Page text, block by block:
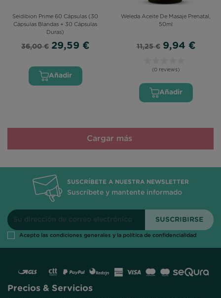
Seidibion Prime 60 Cápsulas (30
Cápsulas Blandas + 30 Cápsulas
Duras)
36,00 € 29,59 €
(14 reviews)
Weleda Aceite De Masaje Prenatal,
50ml
11,25 € 9,94 €
(0 reviews)
Añadir
Cargar más
SUSCRÍBETE A NUESTRA NEWSLETTER
Suscríbete y mantente informado
Acepto las condiciones generales y la política de confidencialidad
Precios & Servicios